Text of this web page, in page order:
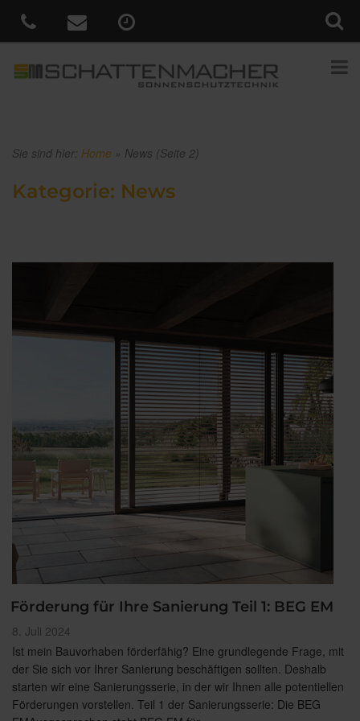
Sie sind hier: Home » News (Seite 2)
Kategorie: News
Förderung für Ihre Sanierung Teil 1: BEG EM
Veröffentlicht
am
8. Juli 2024
Ist mein Bauvorhaben förderfähig? Eine grundlegende Frage, mit
der Sie sich vor Ihrer Sanierung beschäftigen sollten. Deshalb
starten wir eine Sanierungsserie, in der wir Ihnen alle potentiellen
Förderungen vorstellen. Teil 1 der Sanierungsserie: Die BEG